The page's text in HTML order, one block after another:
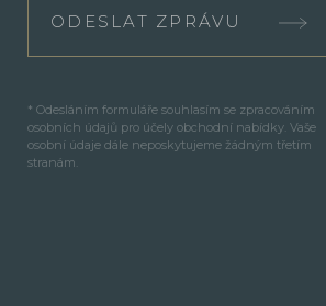
ODESLAT ZPRÁVU
* Odesláním formuláře souhlasím se zpracováním
osobních údajů pro účely obchodní nabídky. Vaše
osobní údaje dále neposkytujeme žádným třetím
stranám.